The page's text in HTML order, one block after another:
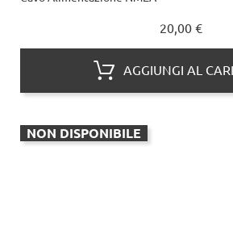
20,00 €
AGGIUNGI AL
NON DISPONIBILE